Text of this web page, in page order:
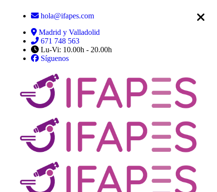
hola@ifapes.com
Madrid y Valladolid
671 748 563
Lu-Vi: 10.00h - 20.00h
Síguenos